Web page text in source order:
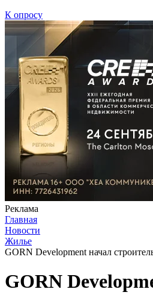
К опросу
Реклама
Главная
Новости
Жилье
GORN Development начал
GORN